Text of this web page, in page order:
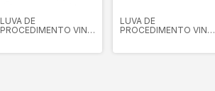
LUVA DE
PROCEDIMENTO VINIL
LUVA DE
PROCEDIMENTO VINIL